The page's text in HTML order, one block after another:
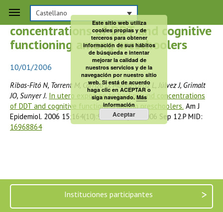
Castellano
In utero exposure to background
concentrations of DDT and cognitive
functioning among preschoolers
10/01/2006
Ribas-Fitó N, Torrent M, Carrizo D, Muñoz-Ortiz L, Júlvez J, Grimalt
JO, Sunyer J. In utero exposure to background concentrations
of DDT and cognitive functioning among preschoolers. Am J
Epidemiol. 2006 15;164(10):955-62. Epub 2006 Sep 12.P MID:
16968864
Instituciones participantes >
Este sitio web utiliza
cookies propias y de
terceros para obtener
información de sus hábitos
de búsqueda e intentar
mejorar la calidad de
nuestros servicios y de la
navegación por nuestro sitio
web. Si está de acuerdo
haga clic en ACEPTAR o
siga navegando.Más
información
Aceptar